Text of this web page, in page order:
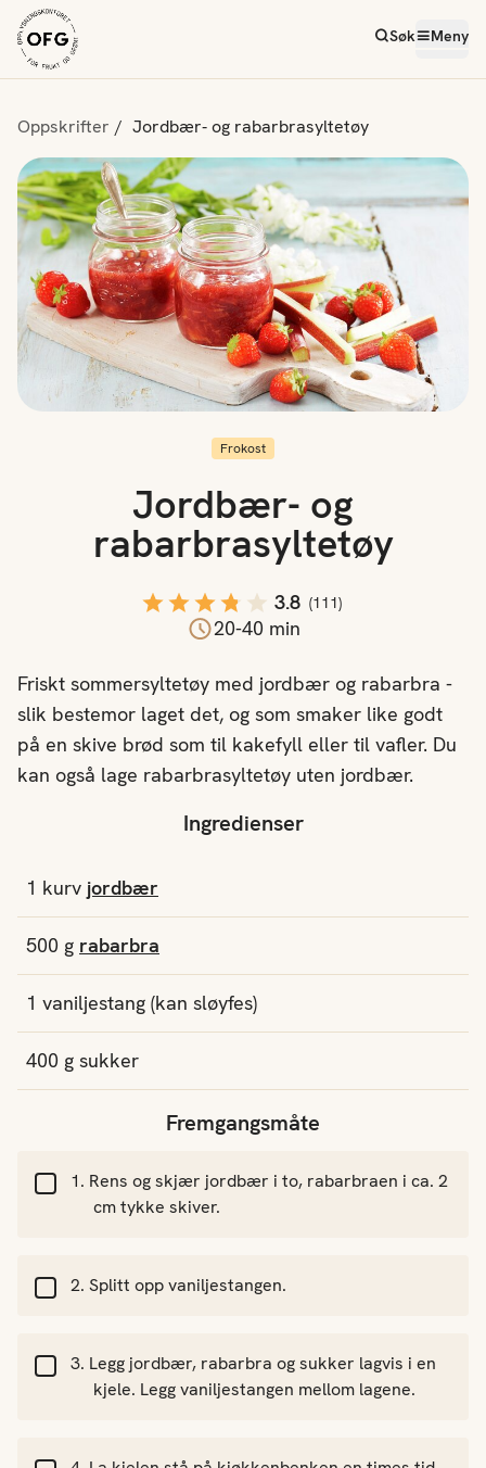
Søk Meny
Oppskrifter Jordbær- og rabarbrasyltetøy
Ingredienser
1 kurv jordbær
500 g rabarbra
1 vaniljestang (kan sløyfes)
400 g sukker
Frokost
Jordbær- og
rabarbrasyltetøy
3.8 (111)
20-40 min
Friskt sommersyltetøy med jordbær og rabarbra -
slik bestemor laget det, og som smaker like godt
på en skive brød som til kakefyll eller til vafler. Du
kan også lage rabarbrasyltetøy uten jordbær.
Fremgangsmåte
Rens og skjær jordbær i to, rabarbraen i ca. 2
cm tykke skiver.
Splitt opp vaniljestangen.
Legg jordbær, rabarbra og sukker lagvis i en
kjele. Legg vaniljestangen mellom lagene.